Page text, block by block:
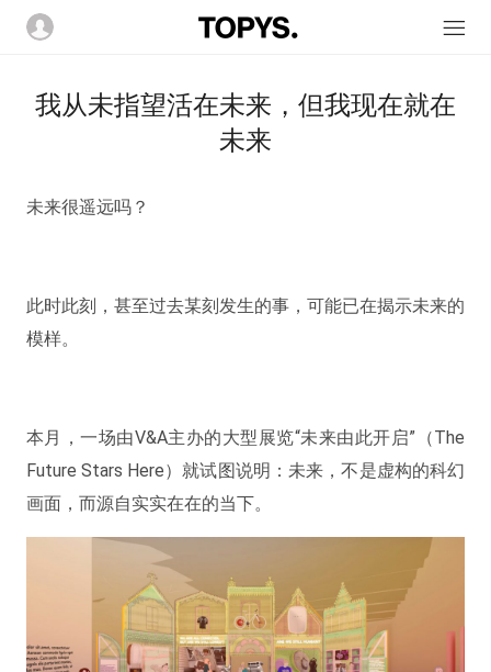
我从未指望活在未来，但我现在就在
未来
未来很遥远吗？
此时此刻，甚至过去某刻发生的事，可能已在揭示未来的
模样。
本月，一场由V&A主办的大型展览“未来由此开启”（The
Future Stars Here）就试图说明：未来，不是虚构的科幻
画面，而源自实实在在的当下。